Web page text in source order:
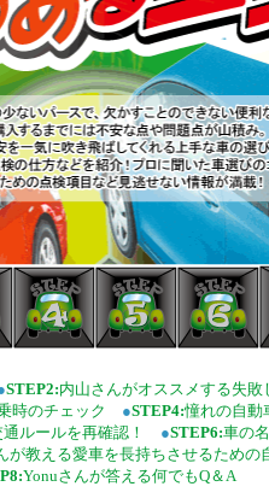
STEP2:内山さんがオススメする失敗
時のチェック ●STEP4:憧れの自
ルールを再確認！ ●STEP6:車の
が教える愛車を長持ちさせるための
Yonuさんが答える何でもQ＆A